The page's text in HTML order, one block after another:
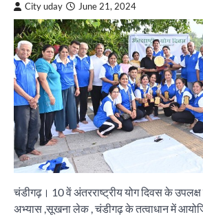
City uday June 21, 2024
चंडीगढ़। 10 वें अंतरराष्ट्रीय योग दिवस के उपलक्ष
अभ्यास ,सूखना लेक , चंडीगढ़ के तत्वाधान में